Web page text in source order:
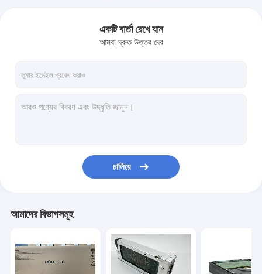
একটি বার্তা রেখে যান
আমরা দ্রুত উত্তর দেব
চালিয়ে
আমাদের বিভাগসমূহ